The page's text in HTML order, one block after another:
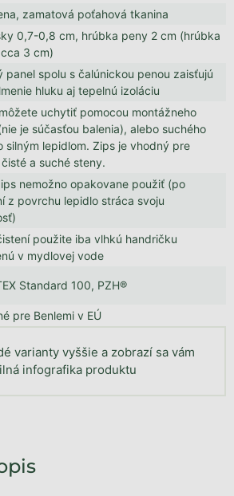
zamatová poťahová tkanina
0,7-0,8 cm, hrúbka peny 2 cm (hrúbka
3 cm)
panel spolu s čalúnickou penou zaisťujú
hluku aj tepelnú izoláciu
uchytiť pomocou montážneho
je súčasťou balenia), alebo suchého
silným lepidlom. Zips je vhodný pre
a suché steny.
nemožno opakovane použiť (po
z povrchu lepidlo stráca svoju
použite iba vlhkú handričku
v mydlovej vode
Standard 100, PZH®
pre Benlemi v EÚ
varianty vyššie a zobrazí sa vám
infografika produktu